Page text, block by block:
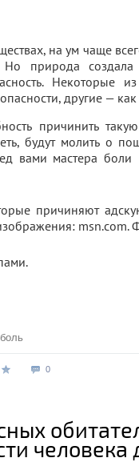
на ум чаще
природа
Некоторые
другие —
причинить
будут молить о
вами мастера боли
боль
0
человека